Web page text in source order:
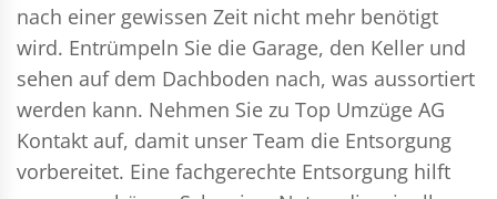
nach einer gewissen Zeit nicht mehr benötigt
wird. Entrümpeln Sie die Garage, den Keller und
sehen auf dem Dachboden nach, was aussortiert
werden kann. Nehmen Sie zu Top Umzüge AG
Kontakt auf, damit unser Team die Entsorgung
vorbereitet. Eine fachgerechte Entsorgung hilft